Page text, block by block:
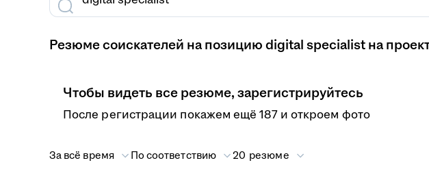
Резюме соискателей на позицию digital specialist на
Чтобы видеть все резюме, зарегистрируйтесь
После регистрации покажем ещё 187 и откроем фото
За всё время По соответствию 20 резюме